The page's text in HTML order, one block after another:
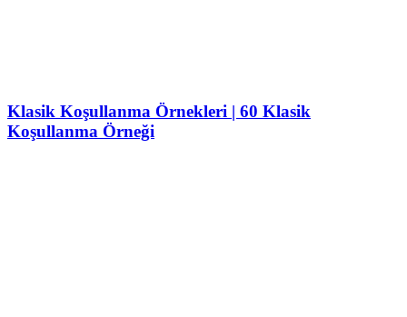
Klasik Koşullanma Örnekleri | 60 Klasik
Koşullanma Örneği